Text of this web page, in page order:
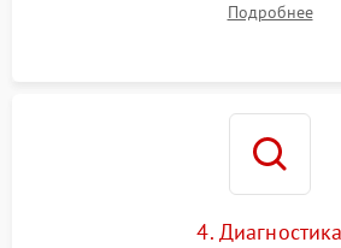
Подробнее
4. Диагностика